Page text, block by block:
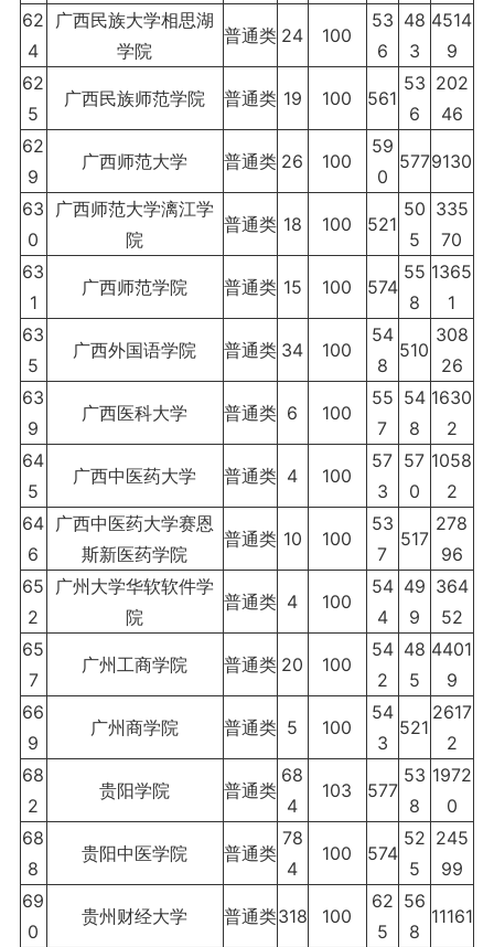
62
4
广西民族大学相思湖
学院
普通类 24 100
53
6
48
3
4514
9
62
5
广西民族师范学院 普通类 19 100 561
53
6
202
46
62
9
广西师范大学 普通类 26 100
59
0
5779130
63
0
广西师范大学漓江学
院
普通类 18 100 521
50
5
335
70
63
1
广西师范学院 普通类 15 100 574
55
8
1365
1
63
5
广西外国语学院 普通类 34 100
54
8
510
308
26
63
9
广西医科大学 普通类 6 100
55
7
54
8
1630
2
64
5
广西中医药大学 普通类 4 100
57
3
57
0
1058
2
64
6
广西中医药大学赛恩
斯新医药学院
普通类 10 100
53
7
517
278
96
65
2
广州大学华软软件学
院
普通类 4 100
54
4
49
9
364
52
65
7
广州工商学院 普通类 20 100
54
2
48
5
4401
9
66
9
广州商学院 普通类 5 100
54
3
521
2617
2
68
2
贵阳学院 普通类
68
4
103 577
53
8
1972
0
68
8
贵阳中医学院 普通类
78
4
100 574
52
5
245
99
69
0
贵州财经大学 普通类318 100
62
5
56
8
11161